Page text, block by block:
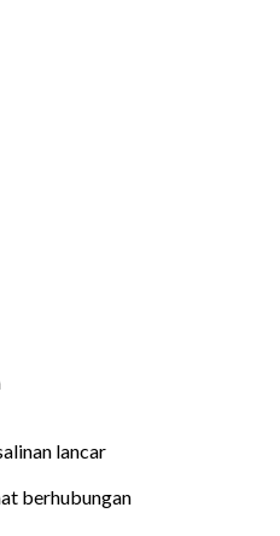
lancar
berhubungan